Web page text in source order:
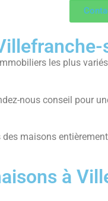
les plus
nous conseil pour
maisons
à